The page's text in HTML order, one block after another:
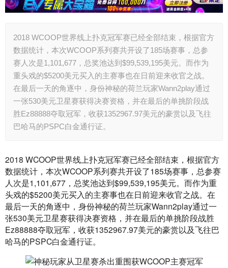
2018 WCOOP世界线上扑克冠军赛已经全部结束，根据官方
数据统计，本次WCOOP系列赛共开设了185场赛事，总参
赛人次是1,101,677，总奖池达到$99,539,195美元。而作为
重头戏的$5200美元买入的主赛事也在日前迎来收官之战。
在最后一天的角逐中，身份神秘的荷兰玩家Wann2play通过
一张530美元卫星赛获得决赛资格，并在最后的单挑阶段战
胜Ez88888夺取冠军，收获1352967.97美元的豪赏以及飞往
巴哈马的PSPC白金通行证。
2018 WCOOP世界线上扑克冠军赛已经全部结束，根据官方
数据统计，本次WCOOP系列赛共开设了185场赛事，总参赛
人次是1,101,677，总奖池达到$99,539,195美元。而作为重
头戏的$5200美元买入的主赛事也在日前迎来收官之战。在
最后一天的角逐中，身份神秘的荷兰玩家Wann2play通过一
张530美元卫星赛获得决赛资格，并在最后的单挑阶段战胜
Ez88888夺取冠军，收获1352967.97美元的豪赏以及飞往巴
哈马的PSPC白金通行证。